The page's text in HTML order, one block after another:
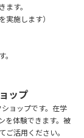
す。
実施します）
ップ
ョップです。在学
を体験できます。被
活用ください。